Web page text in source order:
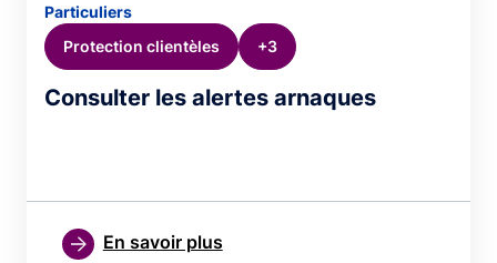
Consulter les alertes arnaques
Particuliers
Protection clientèles
+3
En savoir plus